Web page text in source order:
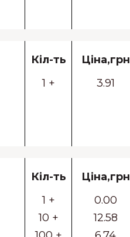
Кіл-ть
1 +
Ціна,грн
3.91
Кіл-ть
1 +
10 +
Ціна,грн
0.00
12.58